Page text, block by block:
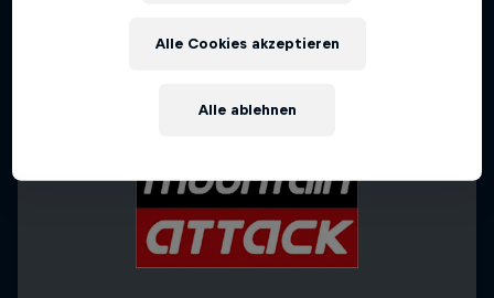
Alle ablehnen
Alle Cookies akzeptieren